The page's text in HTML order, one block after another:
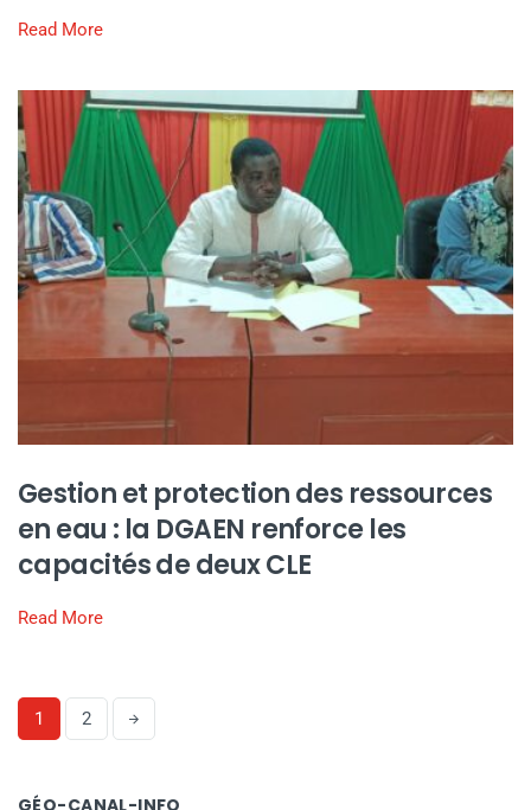
Read More
Gestion et protection des ressources
en eau : la DGAEN renforce les
capacités de deux CLE
Read More
1 2
GÉO-CANAL-INFO